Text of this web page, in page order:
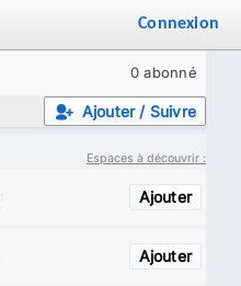
Connexion
0 abonné
Ajouter / Suivre
Espaces à découvrir :
Ajouter
Ajouter